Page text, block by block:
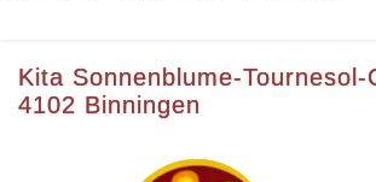
Kita Sonnenblume-Tournesol-
4102 Binningen